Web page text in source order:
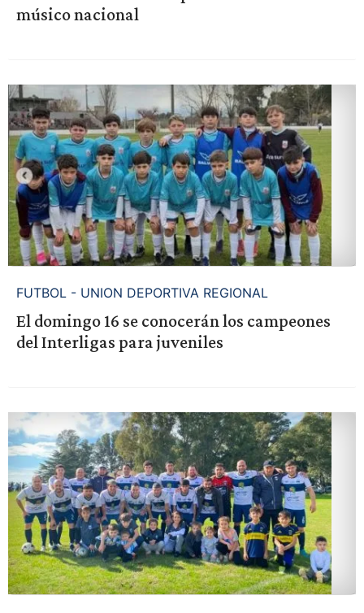
músico nacional
FUTBOL - UNION DEPORTIVA REGIONAL
El domingo 16 se conocerán los campeones
del Interligas para juveniles